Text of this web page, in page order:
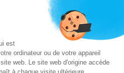
est
ordinateur ou de votre appareil
web. Le site web d'origine accède
à chaque visite ultérieure.